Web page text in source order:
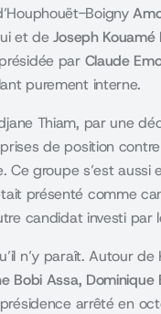
Houphouët-Boigny
et deJoseph Kouamé
par Claude
purement interne.
Thiam, par une
de position
Ce groupe s’est aussi
présenté comme
candidat investi
n’y paraît. Autour
Bobi Assa, Dominique
arrêté en